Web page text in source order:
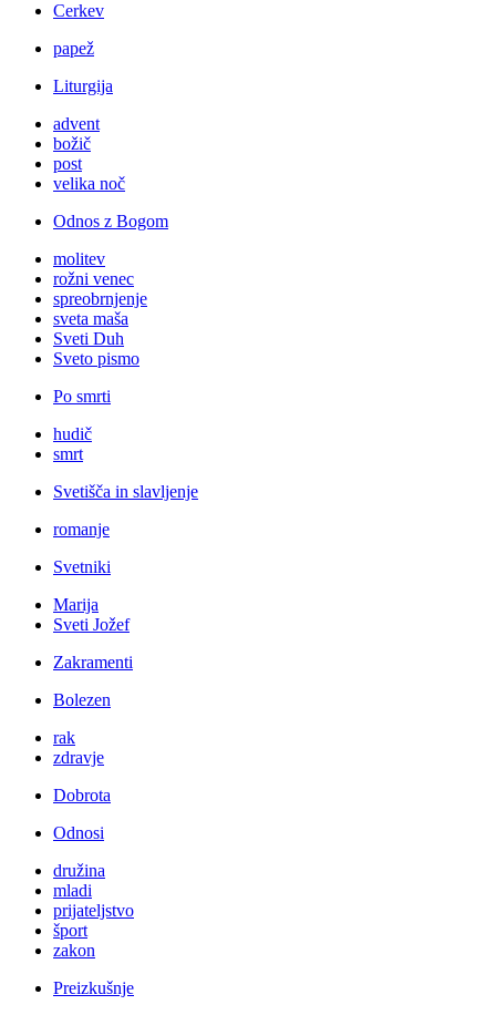
Cerkev
papež
Liturgija
advent
božič
post
velika noč
Odnos z Bogom
molitev
rožni venec
spreobrnjenje
sveta maša
Sveti Duh
Sveto pismo
Po smrti
hudič
smrt
Svetišča in slavljenje
romanje
Svetniki
Marija
Sveti Jožef
Zakramenti
Bolezen
rak
zdravje
Dobrota
Odnosi
družina
mladi
prijateljstvo
šport
zakon
Preizkušnje